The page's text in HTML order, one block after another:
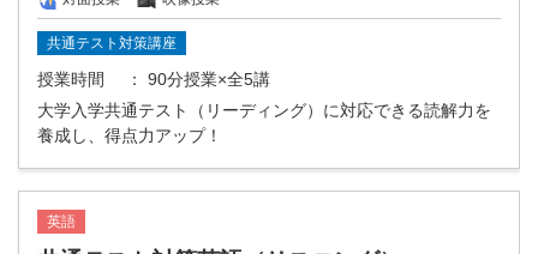
共通テスト対策講座
授業時間
： 90分授業×全5講
大学入学共通テスト（リーディング）に対応できる読解力を
養成し、得点力アップ！
英語